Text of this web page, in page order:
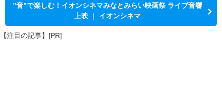
”音”で楽しむ！イオンシネマみなとみらい映画祭 ライブ音響
上映 ｜ イオンシネマ
【注目の記事】[PR]